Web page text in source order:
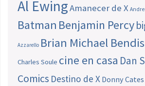
Al EwingAmanecer de X
Batman Benjamin Percy
Azzarello Brian Michael Bendis
Charles Soule cine en casa Dan
Comics Destino de X Donny Cates